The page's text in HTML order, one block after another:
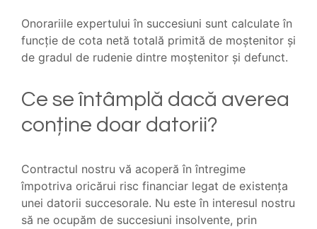
Onorariile expertului în succesiuni sunt calculate în
funcție de cota netă totală primită de moștenitor și
de gradul de rudenie dintre moștenitor și defunct.
Ce se întâmplă dacă averea
conține doar datorii?
Contractul nostru vă acoperă în întregime
împotriva oricărui risc financiar legat de existența
unei datorii succesorale. Nu este în interesul nostru
să ne ocupăm de succesiuni insolvente, prin